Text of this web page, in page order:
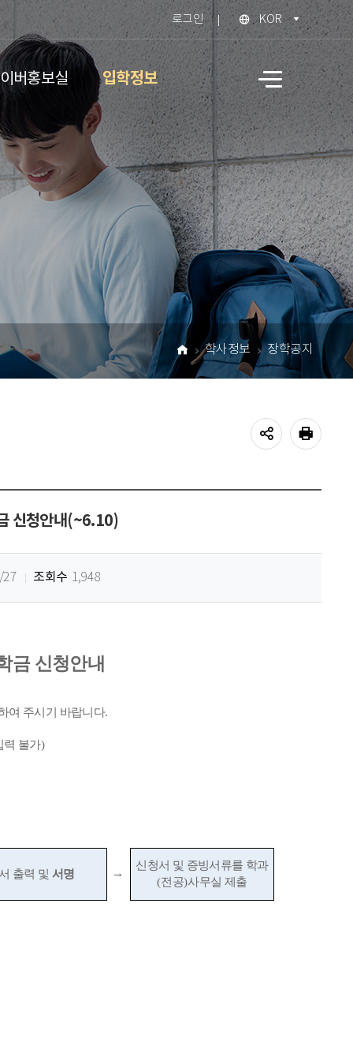
로그인 KOR
버홍보실 입학정보
사
이
트
맵
홈
학사정보 장학공지
신청안내(~6.10)
27 조회수 1,948
금 신청안내
여 주시기 바랍니다.
력 불가)
출력 및 서명 →
신청서 및 증빙서류를 학과
(전공)사무실 제출